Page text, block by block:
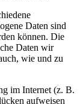
Daten sind
können. Die
Daten wir
wie und zu
im Internet (z. B.
aufweisen